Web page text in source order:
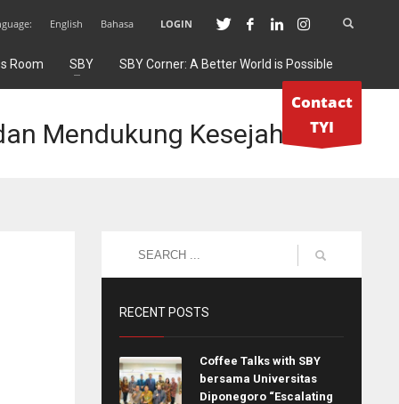
English Bahasa LOGIN
Room SBY SBY Corner: A Better World is Possible
Contact
TYI
Mendukung Kesejahteraan
RECENT POSTS
Coffee Talks with SBY
bersama Universitas
Diponegoro “Escalating